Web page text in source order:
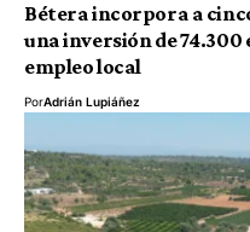
Bétera incorpora a
una inversión de
empleo local
PorAdrián Lupiáñez